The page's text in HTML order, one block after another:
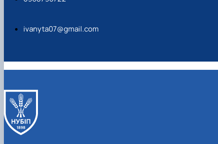
ivanyta07@gmail.com